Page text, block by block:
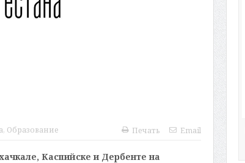
, Образование Печать Email
Каспийске и Дербенте на